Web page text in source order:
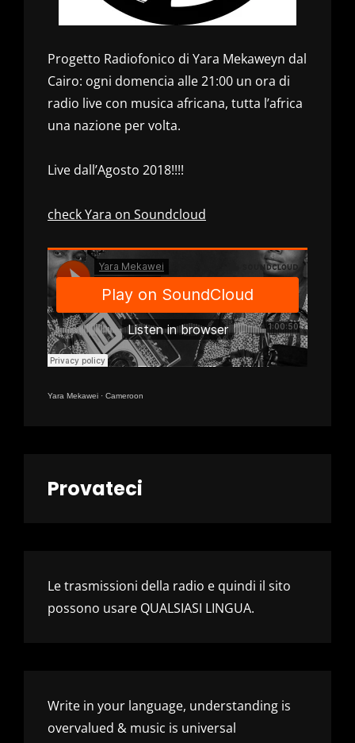
Progetto Radiofonico di Yara Mekaweyn dal
Cairo: ogni domencia alle 21:00 un ora di
radio live con musica africana, tutta l’africa
una nazione per volta.
Live dall’Agosto 2018!!!!
check Yara on Soundcloud
Yara Mekawei · Cameroon
Provateci
Le trasmissioni della radio e quindi il sito
possono usare QUALSIASI LINGUA.
Write in your language, understanding is
overvalued & music is universal